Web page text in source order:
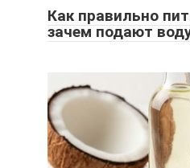
Как правильно
зачем подают